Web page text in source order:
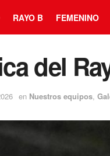
RAYO B FEMENINO
del
en Nuestros equipos,